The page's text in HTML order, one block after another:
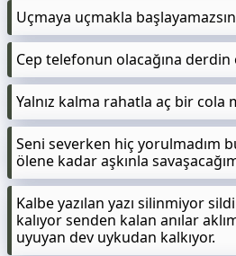
Uçmaya uçmakla
Cep telefonun olacağına derdin
Yalnız kalma rahatla aç bir cola
Seni severken hiç yorulmadım
ölene kadar aşkınla
Kalbe yazılan yazı silinmiyor
kalıyor senden kalan anılar
uyuyan dev uykudan kalkıyor.